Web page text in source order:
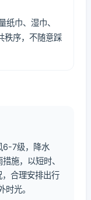
巾、湿巾、
秩序，不随意踩
6-7级，降水
施，以短时、
合理安排出行
光。